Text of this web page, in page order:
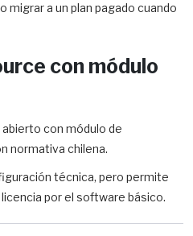
migrar a un plan pagado cuando
con módulo
con módulo de
normativa chilena.
técnica, pero permite
por el software básico.